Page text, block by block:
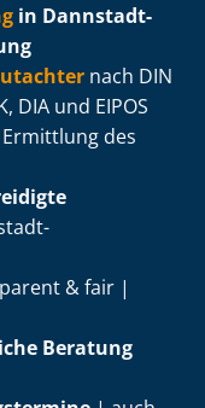
in Dannstadt-
nach DIN
DIA und EIPOS
Ermittlung des
& fair |
Beratung